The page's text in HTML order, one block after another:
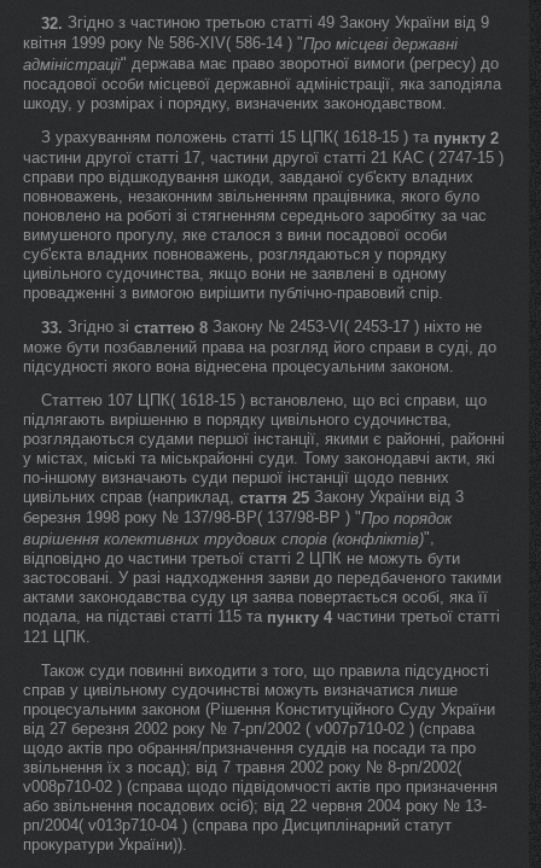
32. Згідно з частиною третьою статті 49 Закону України від 9
квітня 1999 року № 586-XIV( 586-14 ) "Про місцеві державні
адміністрації" держава має право зворотної вимоги (регресу) до
посадової особи місцевої державної адміністрації, яка заподіяла
шкоду, у розмірах і порядку, визначених законодавством.
З урахуванням положень статті 15 ЦПК( 1618-15 ) та пункту 2
частини другої статті 17, частини другої статті 21 КАС ( 2747-15 )
справи про відшкодування шкоди, завданої суб'єкту владних
повноважень, незаконним звільненням працівника, якого було
поновлено на роботі зі стягненням середнього заробітку за час
вимушеного прогулу, яке сталося з вини посадової особи
суб'єкта владних повноважень, розглядаються у порядку
цивільного судочинства, якщо вони не заявлені в одному
провадженні з вимогою вирішити публічно-правовий спір.
33. Згідно зі статтею 8 Закону № 2453-VI( 2453-17 ) ніхто не
може бути позбавлений права на розгляд його справи в суді, до
підсудності якого вона віднесена процесуальним законом.
Статтею 107 ЦПК( 1618-15 ) встановлено, що всі справи, що
підлягають вирішенню в порядку цивільного судочинства,
розглядаються судами першої інстанції, якими є районні, районні
у містах, міські та міськрайонні суди. Тому законодавчі акти, які
по-іншому визначають суди першої інстанції щодо певних
цивільних справ (наприклад, стаття 25 Закону України від 3
березня 1998 року № 137/98-ВР( 137/98-ВР ) "Про порядок
вирішення колективних трудових спорів (конфліктів)",
відповідно до частини третьої статті 2 ЦПК не можуть бути
застосовані. У разі надходження заяви до передбаченого такими
актами законодавства суду ця заява повертається особі, яка її
подала, на підставі статті 115 та пункту 4 частини третьої статті
121 ЦПК.
Також суди повинні виходити з того, що правила підсудності
справ у цивільному судочинстві можуть визначатися лише
процесуальним законом (Рішення Конституційного Суду України
від 27 березня 2002 року № 7-рп/2002 ( v007p710-02 ) (справа
щодо актів про обрання/призначення суддів на посади та про
звільнення їх з посад); від 7 травня 2002 року № 8-рп/2002(
v008p710-02 ) (справа щодо підвідомчості актів про призначення
або звільнення посадових осіб); від 22 червня 2004 року № 13-
рп/2004( v013p710-04 ) (справа про Дисциплінарний статут
прокуратури України)).